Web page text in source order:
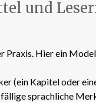
und
Hier ein
(ein Kapitel oder
sprachliche